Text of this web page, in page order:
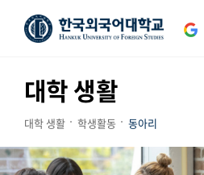
대학 생활
대학 생활 학생활동 동아리